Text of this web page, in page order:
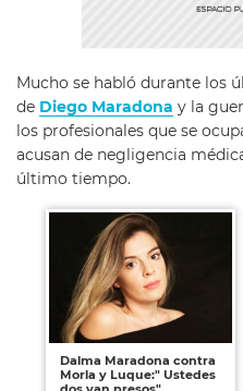
Mucho se habló durante los
de Diego Maradona y la
los profesionales que se
acusan de negligencia
último tiempo.
Dalma Maradona contra
Morla y Luque:" Ustedes